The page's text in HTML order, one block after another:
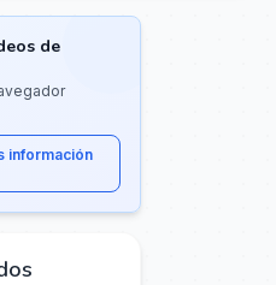
de
información